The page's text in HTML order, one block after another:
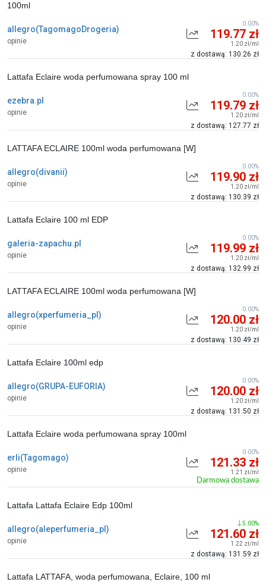
allegro(TagomagoDrogeria)
opinie
100ml
119.77 zł
1.20 zł/ml
z dostawą: 130.26 zł
0.00%
ezebra.pl
opinie
Lattafa Eclaire woda perfumowana spray 100 ml
119.79 zł
1.20 zł/ml
z dostawą: 127.77 zł
0.00%
allegro(divanii)
opinie
LATTAFA ECLAIRE 100ml woda perfumowana [W]
119.90 zł
1.20 zł/ml
z dostawą: 130.39 zł
0.00%
galeria-zapachu.pl
opinie
Lattafa Eclaire 100 ml EDP
119.99 zł
1.20 zł/ml
z dostawą: 132.99 zł
0.00%
allegro(xperfumeria_pl)
opinie
LATTAFA ECLAIRE 100ml woda perfumowana [W]
120.00 zł
1.20 zł/ml
z dostawą: 130.49 zł
0.00%
allegro(GRUPA-EUFORIA)
opinie
Lattafa Eclaire 100ml edp
120.00 zł
1.20 zł/ml
z dostawą: 131.50 zł
0.00%
erli(Tagomago)
opinie
Lattafa Eclaire woda perfumowana spray 100ml
121.33 zł
1.21 zł/ml
Darmowa dostawa
0.00%
allegro(aleperfumeria_pl)
opinie
Lattafa Lattafa Eclaire Edp 100ml
121.60 zł
1.22 zł/ml
z dostawą: 131.59 zł
5.00%
Lattafa LATTAFA, woda perfumowana, Eclaire, 100 ml